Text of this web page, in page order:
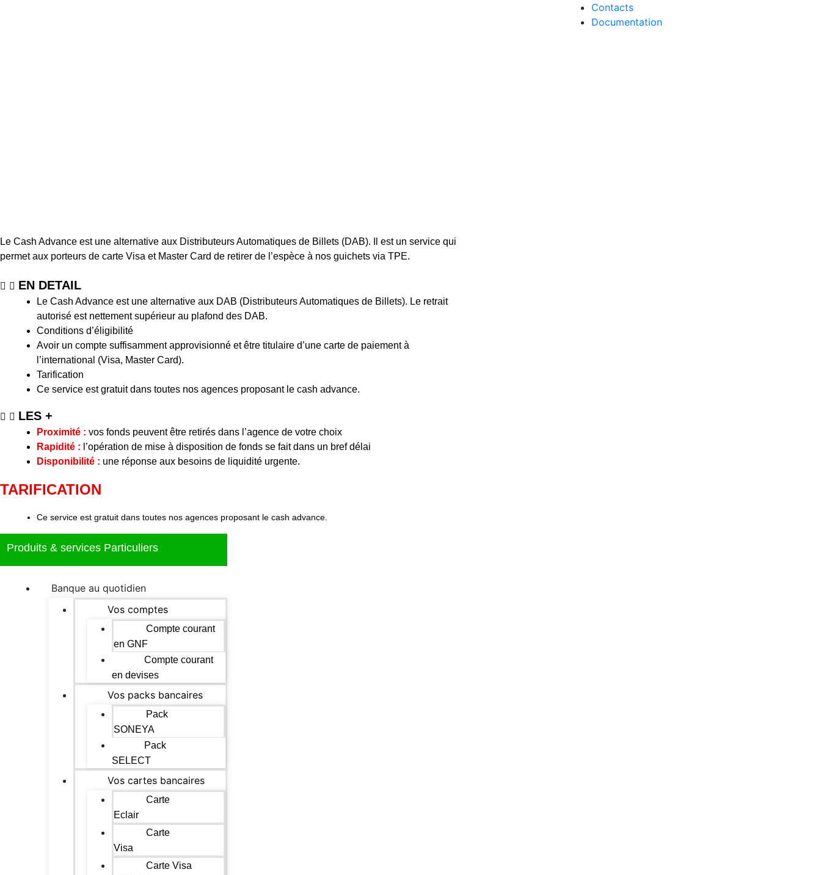
Contacts
Documentation
Le Cash Advance est une alternative aux Distributeurs Automatiques de Billets (DAB). Il est un service qui
permet aux porteurs de carte Visa et Master Card de retirer de l’espèce à nos guichets via TPE.
EN DETAIL
Le Cash Advance est une alternative aux DAB (Distributeurs Automatiques de Billets). Le retrait
autorisé est nettement supérieur au plafond des DAB.
Conditions d’éligibilité
Avoir un compte suffisamment approvisionné et être titulaire d’une carte de paiement à
l’international (Visa, Master Card).
Tarification
Ce service est gratuit dans toutes nos agences proposant le cash advance.
LES +
Proximité : vos fonds peuvent être retirés dans l’agence de votre choix
Rapidité : l’opération de mise à disposition de fonds se fait dans un bref délai
Disponibilité : une réponse aux besoins de liquidité urgente.
TARIFICATION
Ce service est gratuit dans toutes nos agences proposant le cash advance.
Produits & services Particuliers
Banque au quotidien
Vos comptes
Compte courant
en GNF
Compte courant
en devises
Vos packs bancaires
Pack
SONEYA
Pack
SELECT
Vos cartes bancaires
Carte
Eclair
Carte
Visa
Carte Visa